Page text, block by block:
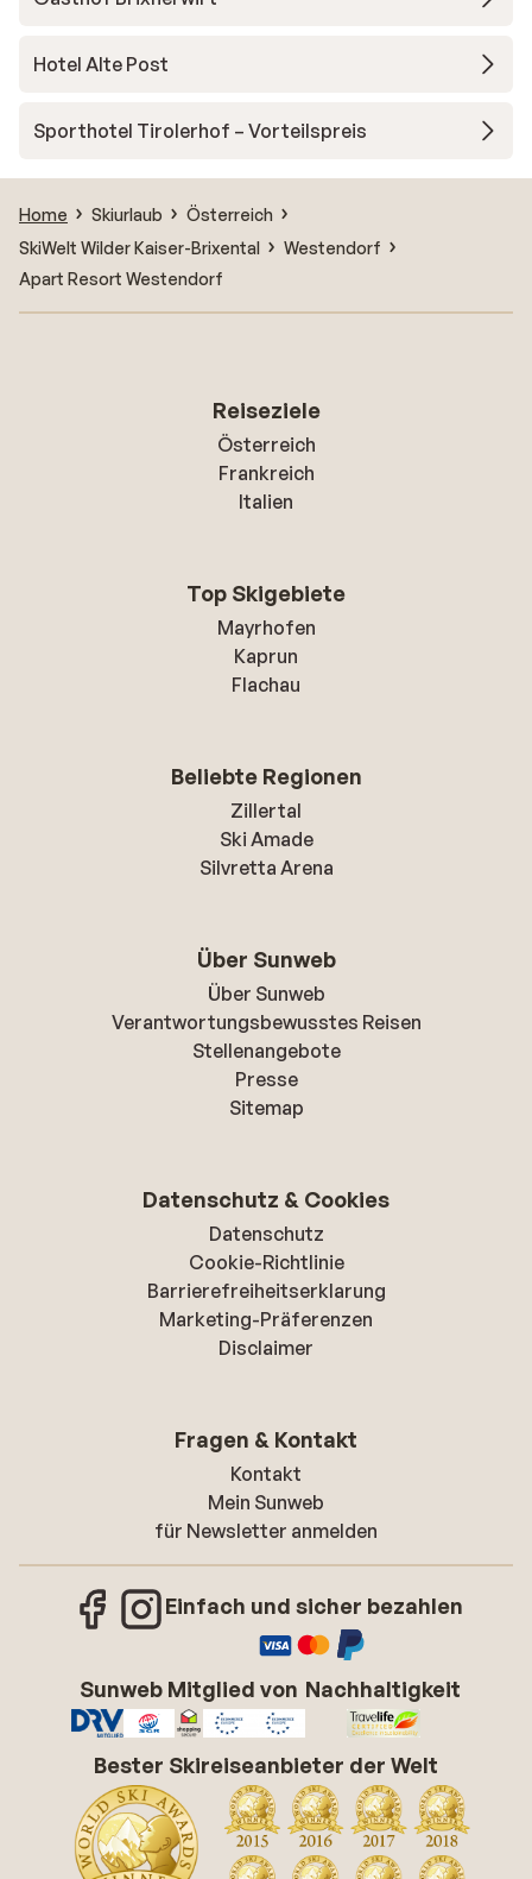
Hotel Alte Post
Sporthotel Tirolerhof – Vorteilspreis
Home Skiurlaub
Österreich
SkiWelt Wilder Kaiser-Brixental
Westendorf
Apart Resort Westendorf
Reiseziele
Österreich
Frankreich
Italien
Top Skigebiete
Mayrhofen
Kaprun
Flachau
Beliebte Regionen
Zillertal
Ski Amade
Silvretta Arena
Über Sunweb
Über Sunweb
Verantwortungsbewusstes Reisen
Stellenangebote
Presse
Sitemap
Datenschutz & Cookies
Datenschutz
Cookie-Richtlinie
Barrierefreiheitserklarung
Marketing-Präferenzen
Disclaimer
Fragen & Kontakt
Kontakt
Mein Sunweb
für Newsletter anmelden
Einfach und sicher bezahlen
Sunweb Mitglied von Nachhaltigkeit
Bester Skireiseanbieter der Welt